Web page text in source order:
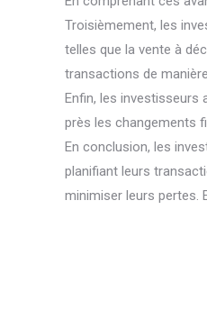
Troisièmement, les
telles que la vente à
transactions de
Enfin, les investisseurs
près les changements
En conclusion, les
planifiant leurs
minimiser leurs pertes.